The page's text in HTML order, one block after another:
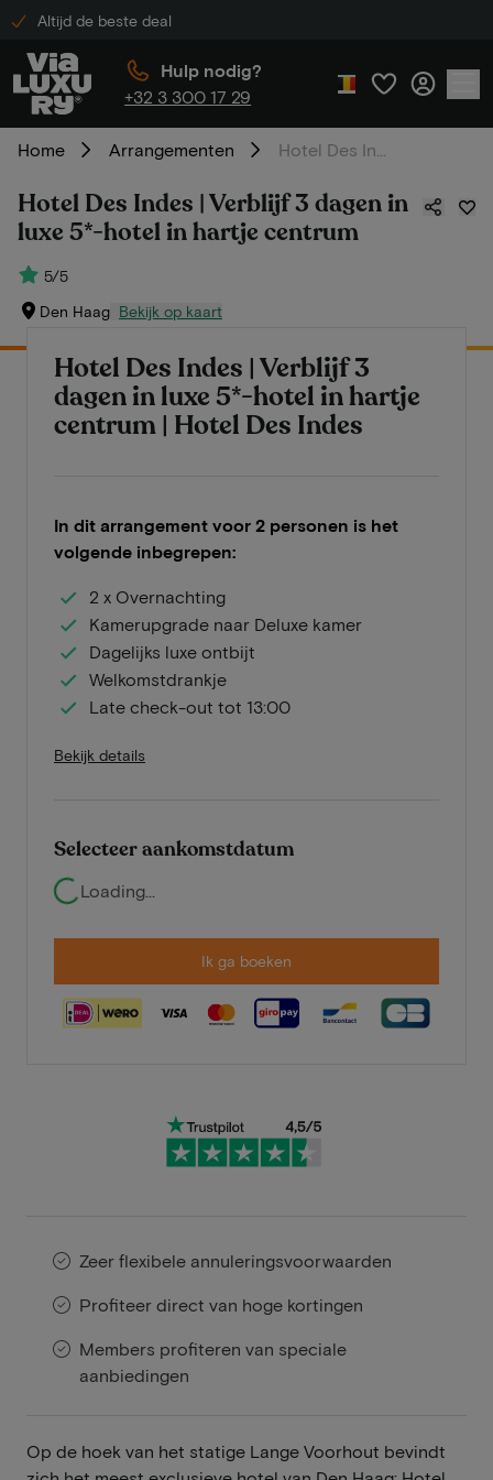
Altijd de beste deal
Hulp nodig?
+32 3 300 17 29
Home Arrangementen
Hotel Des Indes | Verblijf 3 dagen in
luxe 5*-hotel in hartje centrum
5/5
Den Haag Bekijk op kaart
Hotel Des Indes | Verblijf 3
dagen in luxe 5*-hotel in hartje
centrum | Hotel Des Indes
In dit arrangement voor 2 personen is het
volgende inbegrepen:
2 x Overnachting
Kamerupgrade naar Deluxe kamer
Dagelijks luxe ontbijt
Welkomstdrankje
Late check-out tot 13:00
Bekijk details
Selecteer aankomstdatum
Loading...
Ik ga boeken
Zeer flexibele annuleringsvoorwaarden
Profiteer direct van hoge kortingen
Members profiteren van speciale
aanbiedingen
Op de hoek van het statige Lange Voorhout bevindt